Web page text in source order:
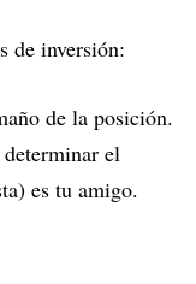
de inversión:
de la posición.
el
es tu amigo.